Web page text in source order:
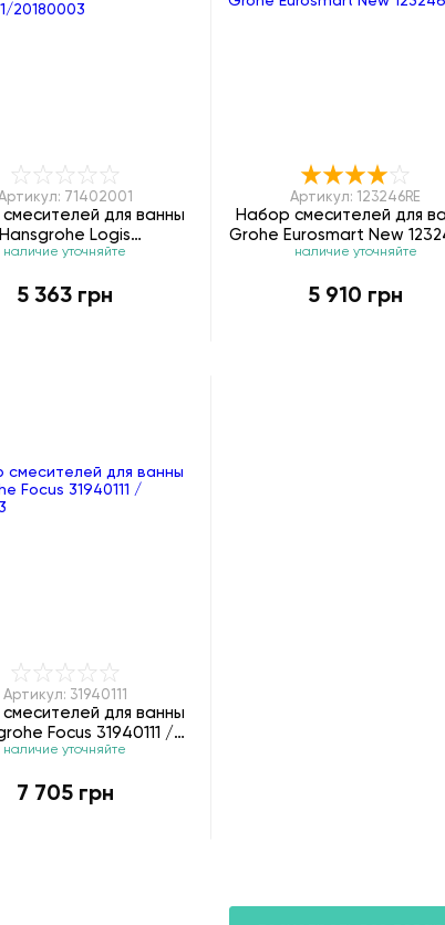
71402001
для ванны
Hansgrohe Logis
20180003
наличие уточняйте
5 363 грн
Артикул: 123246RE
Набор смесителей для
Grohe Eurosmart New
наличие уточняйте
5 910 грн
Артикул: 31940111
для ванны
Focus 31940111 /
31642773
наличие уточняйте
7 705 грн